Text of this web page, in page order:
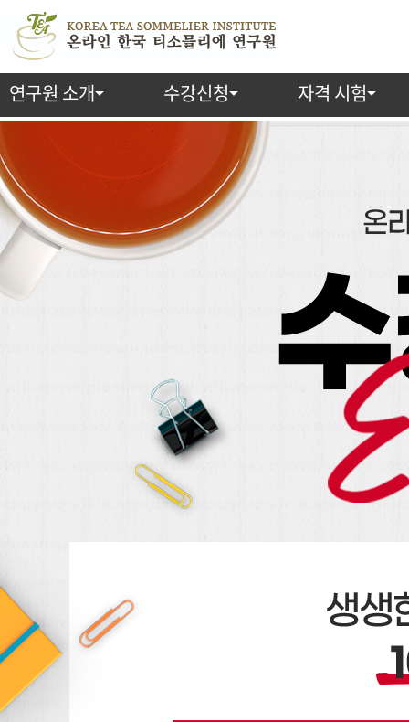
연구원 소개 수강신청 자격 시험